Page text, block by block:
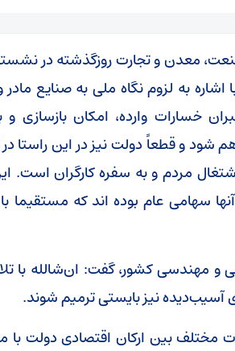
معدن و تجارت روزگذشته در
به لزوم نگاه ملی به صنایع
خسارات وارده، امکان بازسازی
و قطعاً دولت نیز در این راستا در
مردم و به سفره کارگران است.
سهامی عام بوده اند که مستقیما
و مهندسی کشور، گفت: ان‌شالله
نیز بایستی ترمیم شوند.
مختلف بین ارکان اقتصادی دولت